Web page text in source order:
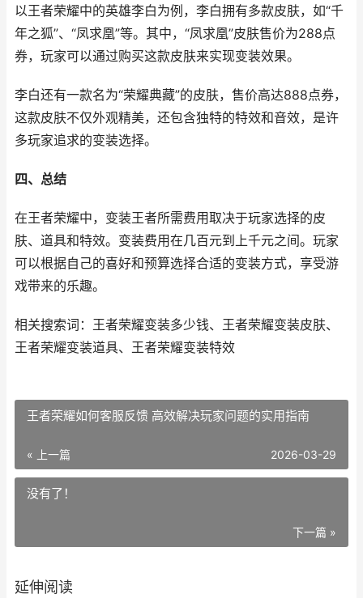
以王者荣耀中的英雄李白为例，李白拥有多款皮肤，如“千
年之狐”、“凤求凰”等。其中，“凤求凰”皮肤售价为288点
券，玩家可以通过购买这款皮肤来实现变装效果。
李白还有一款名为“荣耀典藏”的皮肤，售价高达888点券，
这款皮肤不仅外观精美，还包含独特的特效和音效，是许
多玩家追求的变装选择。
四、总结
在王者荣耀中，变装王者所需费用取决于玩家选择的皮
肤、道具和特效。变装费用在几百元到上千元之间。玩家
可以根据自己的喜好和预算选择合适的变装方式，享受游
戏带来的乐趣。
相关搜索词：王者荣耀变装多少钱、王者荣耀变装皮肤、
王者荣耀变装道具、王者荣耀变装特效
王者荣耀如何客服反馈 高效解决玩家问题的实用指南
« 上一篇 2026-03-29
没有了！
下一篇 »
延伸阅读